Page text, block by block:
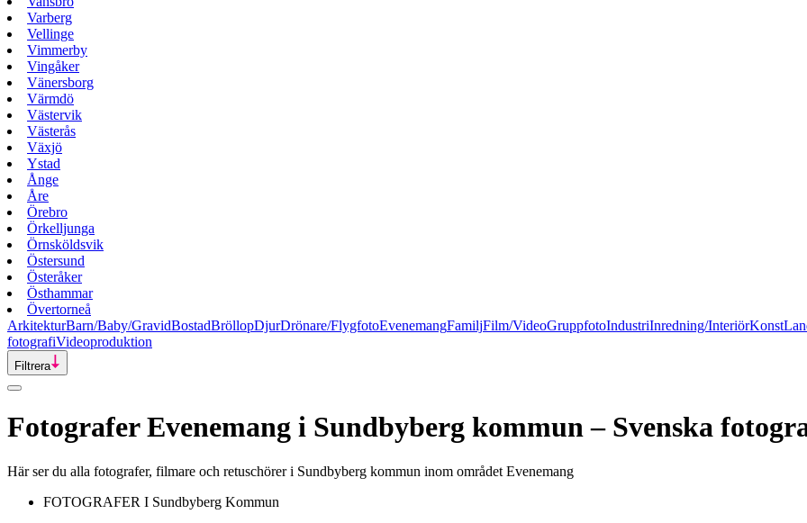
Varberg
Vellinge
Vimmerby
Vingåker
Vänersborg
Värmdö
Västervik
Västerås
Växjö
Ystad
Ånge
Åre
Örebro
Örkelljunga
Örnsköldsvik
Östersund
Österåker
Östhammar
Övertorneå
ArkitekturBarn/Baby/GravidBostadBröllopDjurDrönare/FlygfotoEvenemangFamiljFilm/VideoGruppfotoIndustriInredning/InteriörKonst
fotografiVideoproduktion
Filtrera
FotograferEvenemang i Sundbyberg kommun– Svenska
Här ser du alla fotografer, filmare och retuschörer i Sundbyberg kommun inom området Evenemang
FOTOGRAFER I Sundbyberg Kommun